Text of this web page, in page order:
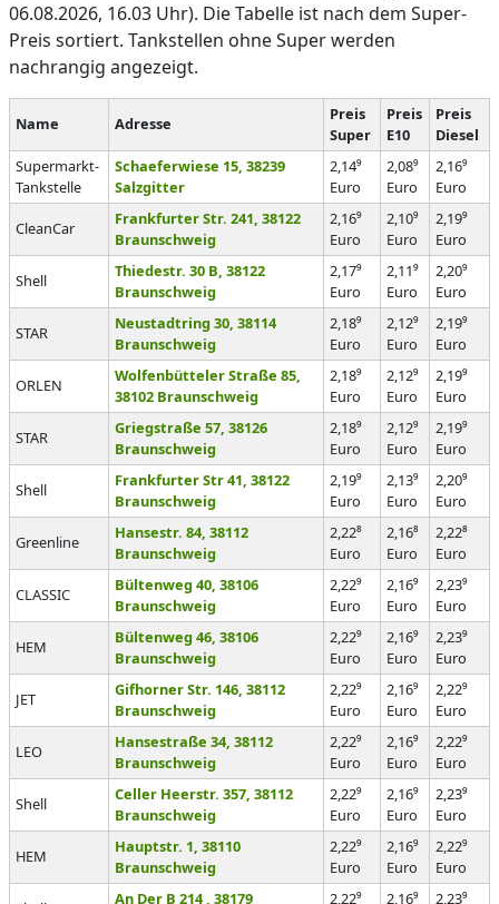
06.08.2026, 16.03 Uhr). Die Tabelle ist nach dem Super-
Preis sortiert. Tankstellen ohne Super werden
nachrangig angezeigt.
Name Adresse
Preis
Super
Preis
E10
Preis
Diesel
Supermarkt-
Tankstelle
Schaeferwiese 15, 38239
Salzgitter
2,14⁹
Euro
2,08⁹
Euro
2,16⁹
Euro
CleanCar
Frankfurter Str. 241, 38122
Braunschweig
2,16⁹
Euro
2,10⁹
Euro
2,19⁹
Euro
Shell
Thiedestr. 30 B, 38122
Braunschweig
2,17⁹
Euro
2,11⁹
Euro
2,20⁹
Euro
STAR
Neustadtring 30, 38114
Braunschweig
2,18⁹
Euro
2,12⁹
Euro
2,19⁹
Euro
ORLEN
Wolfenbütteler Straße 85,
38102 Braunschweig
2,18⁹
Euro
2,12⁹
Euro
2,19⁹
Euro
STAR
Griegstraße 57, 38126
Braunschweig
2,18⁹
Euro
2,12⁹
Euro
2,19⁹
Euro
Shell
Frankfurter Str 41, 38122
Braunschweig
2,19⁹
Euro
2,13⁹
Euro
2,20⁹
Euro
Greenline
Hansestr. 84, 38112
Braunschweig
2,22⁸
Euro
2,16⁸
Euro
2,22⁸
Euro
CLASSIC
Bültenweg 40, 38106
Braunschweig
2,22⁹
Euro
2,16⁹
Euro
2,23⁹
Euro
HEM
Bültenweg 46, 38106
Braunschweig
2,22⁹
Euro
2,16⁹
Euro
2,23⁹
Euro
JET
Gifhorner Str. 146, 38112
Braunschweig
2,22⁹
Euro
2,16⁹
Euro
2,22⁹
Euro
LEO
Hansestraße 34, 38112
Braunschweig
2,22⁹
Euro
2,16⁹
Euro
2,22⁹
Euro
Shell
Celler Heerstr. 357, 38112
Braunschweig
2,22⁹
Euro
2,16⁹
Euro
2,23⁹
Euro
HEM
Hauptstr. 1, 38110
Braunschweig
2,22⁹
Euro
2,16⁹
Euro
2,22⁹
Euro
An Der B 214 , 38179 2,22⁹ 2,16⁹ 2,23⁹